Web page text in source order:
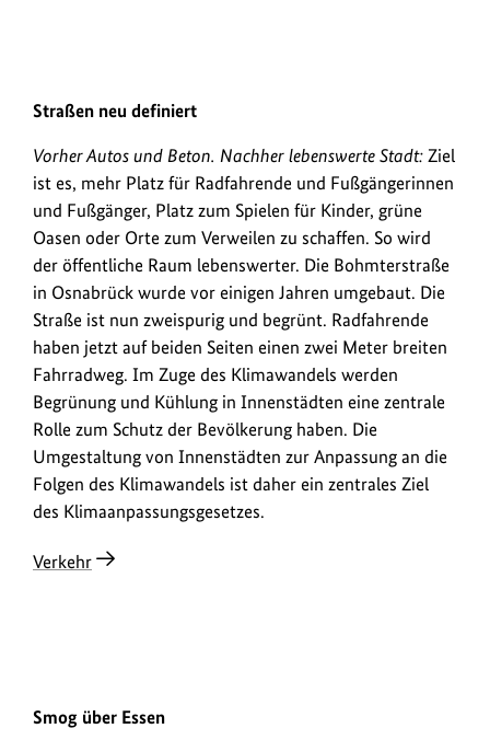
Straßen neu definiert
Vorher: Straßenansicht . Nachher: Straßenansicht mit grünen
zum
anzeigen
VORHER
Vorher Autos und Beton. Nachher lebenswerte Stadt: Ziel
ist es, mehr Platz für Radfahrende und Fußgängerinnen
und Fußgänger, Platz zum Spielen für Kinder, grüne
Oasen oder Orte zum Verweilen zu schaffen. So wird
der öffentliche Raum lebenswerter. Die Bohmterstraße
in Osnabrück wurde vor einigen Jahren umgebaut. Die
Straße ist nun zweispurig und begrünt. Radfahrende
haben jetzt auf beiden Seiten einen zwei Meter breiten
Fahrradweg. Im Zuge des Klimawandels werden
Begrünung und Kühlung in Innenstädten eine zentrale
Rolle zum Schutz der Bevölkerung haben. Die
Umgestaltung von Innenstädten zur Anpassung an die
Folgen des Klimawandels ist daher ein zentrales Ziel
des Klimaanpassungsgesetzes.
Verkehr
Smog über Essen
1982